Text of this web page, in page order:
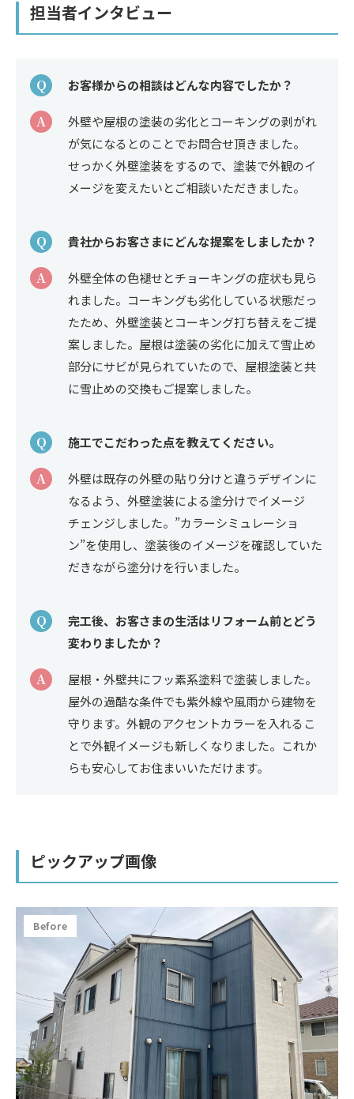
担当者インタビュー
Q お客様からの相談はどんな内容でしたか？
A
外壁や屋根の塗装の劣化とコーキングの剥がれ
が気になるとのことでお問合せ頂きました。
せっかく外壁塗装をするので、塗装で外観のイ
メージを変えたいとご相談いただきました。
Q 貴社からお客さまにどんな提案をしましたか？
A
外壁全体の色褪せとチョーキングの症状も見ら
れました。コーキングも劣化している状態だっ
たため、外壁塗装とコーキング打ち替えをご提
案しました。屋根は塗装の劣化に加えて雪止め
部分にサビが見られていたので、屋根塗装と共
に雪止めの交換もご提案しました。
Q 施工でこだわった点を教えてください。
A
外壁は既存の外壁の貼り分けと違うデザインに
なるよう、外壁塗装による塗分けでイメージ
チェンジしました。”カラーシミュレーショ
ン”を使用し、塗装後のイメージを確認していた
だきながら塗分けを行いました。
Q
完工後、お客さまの生活はリフォーム前とどう
変わりましたか？
A
屋根・外壁共にフッ素系塗料で塗装しました。
屋外の過酷な条件でも紫外線や風雨から建物を
守ります。外観のアクセントカラーを入れるこ
とで外観イメージも新しくなりました。これか
らも安心してお住まいいただけます。
ピックアップ画像
Before